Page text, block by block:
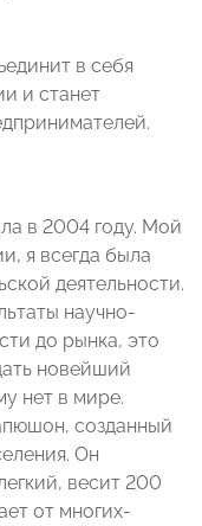
в себя
и станет
в 2004 году. Мой
я всегда была
деятельности.
научно-
до рынка, это
новейший
нет в мире.
созданный
Он
весит 200
от многих-